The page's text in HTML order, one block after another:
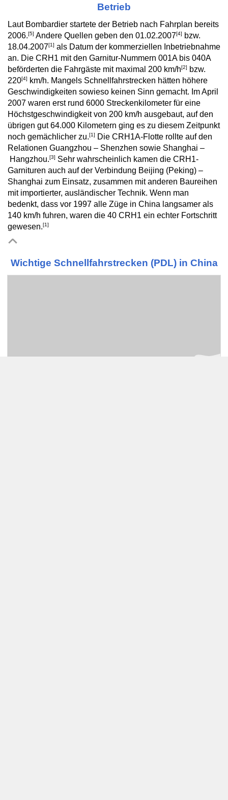
Betrieb
Laut Bombardier startete der Betrieb nach Fahrplan bereits
2006.[5] Andere Quellen geben den 01.02.2007[4]
bzw.
18.04.2007[1] als Datum der kommerziellen Inbetriebnahme
an. Die CRH1 mit den Garnitur-Nummern 001A bis 040A
beförderten die Fahrgäste mit maximal 200 km/h[2]
bzw.
220[4]
km/h. Mangels Schnellfahrstrecken hätten höhere
Geschwindigkeiten sowieso keinen Sinn gemacht. Im April
2007 waren erst rund 6000 Streckenkilometer für eine
Höchstgeschwindigkeit von 200 km/h ausgebaut, auf den
übrigen gut 64.000 Kilometern ging es zu diesem Zeitpunkt
noch gemächlicher zu.[1]
Die CRH1A-Flotte rollte auf den
Relationen Guangzhou – Shenzhen sowie Shanghai –
Hangzhou.[3] Sehr wahrscheinlich kamen die CRH1-
Garnituren auch auf der Verbindung Beijing (Peking) –
Shanghai zum Einsatz, zusammen mit anderen Baureihen
mit importierter, ausländischer Technik. Wenn man
bedenkt, dass vor 1997 alle Züge in China langsamer als
140 km/h fuhren, waren die 40 CRH1 ein echter Fortschritt
gewesen.[1]
Wichtige Schnellfahrstrecken (PDL) in China